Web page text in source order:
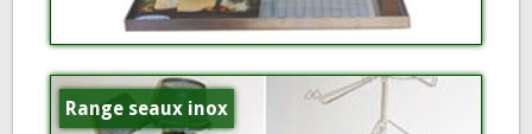
Range seaux inox